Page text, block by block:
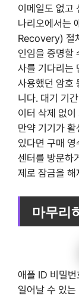
이메일도 없고
나리오에서는
Recovery) 절
인임을 증명할
사를 기다리는
사용했던 암호
니다. 대기 기
이터 삭제 없
만약 기기가
있다면 구매
센터를 방문하
제로 잠금을
마무리
애플 ID 비밀
일어날 수 있